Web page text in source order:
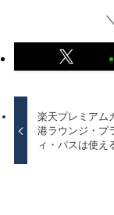
楽天プレミアム
港ラウンジ・プ
ィ・パスは使え